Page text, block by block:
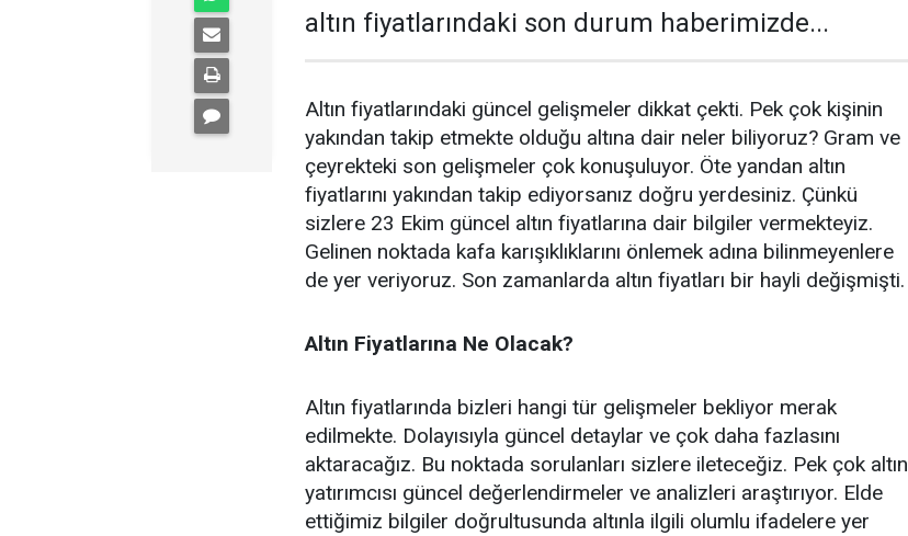
altın fiyatlarındaki son durum haberimizde...
Altın fiyatlarındaki güncel gelişmeler dikkat çekti. Pek çok kişinin
yakından takip etmekte olduğu altına dair neler biliyoruz? Gram ve
çeyrekteki son gelişmeler çok konuşuluyor. Öte yandan altın
fiyatlarını yakından takip ediyorsanız doğru yerdesiniz. Çünkü
sizlere 23 Ekim güncel altın fiyatlarına dair bilgiler vermekteyiz.
Gelinen noktada kafa karışıklıklarını önlemek adına bilinmeyenlere
de yer veriyoruz. Son zamanlarda altın fiyatları bir hayli değişmişti.
Altın Fiyatlarına Ne Olacak?
Altın fiyatlarında bizleri hangi tür gelişmeler bekliyor merak
edilmekte. Dolayısıyla güncel detaylar ve çok daha fazlasını
aktaracağız. Bu noktada sorulanları sizlere ileteceğiz. Pek çok altın
yatırımcısı güncel değerlendirmeler ve analizleri araştırıyor. Elde
ettiğimiz bilgiler doğrultusunda altınla ilgili olumlu ifadelere yer